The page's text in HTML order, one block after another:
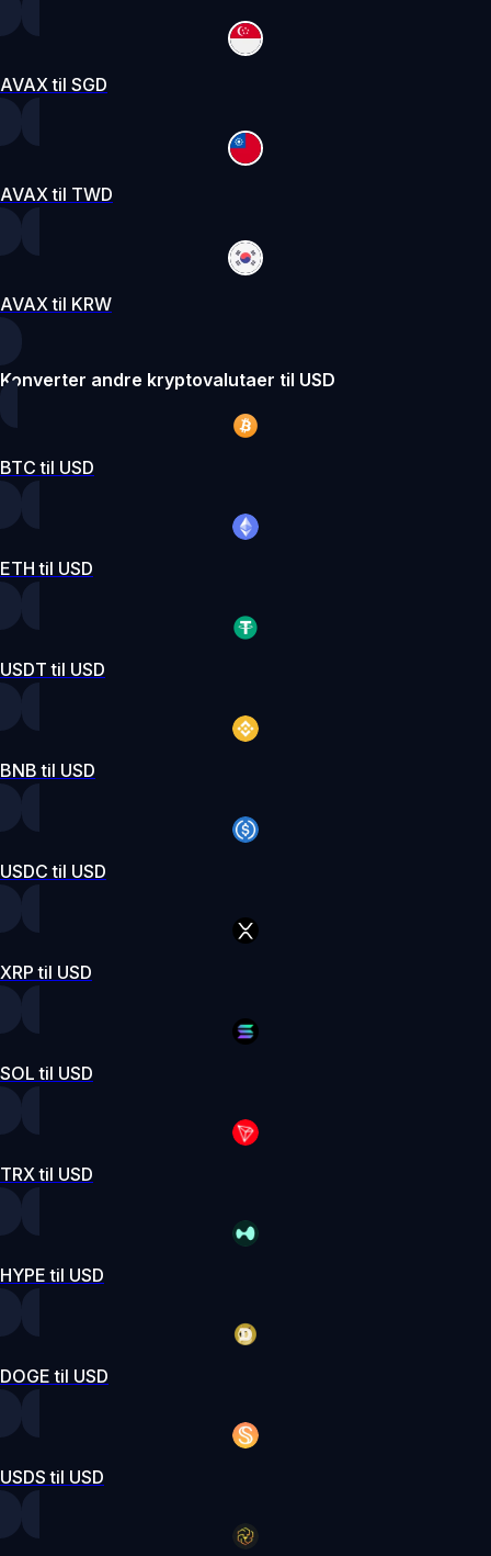
AVAX til SGD
AVAX til TWD
AVAX til KRW
Konverter andre kryptovalutaer til USD
BTC til USD
ETH til USD
USDT til USD
BNB til USD
USDC til USD
XRP til USD
SOL til USD
TRX til USD
HYPE til USD
DOGE til USD
USDS til USD